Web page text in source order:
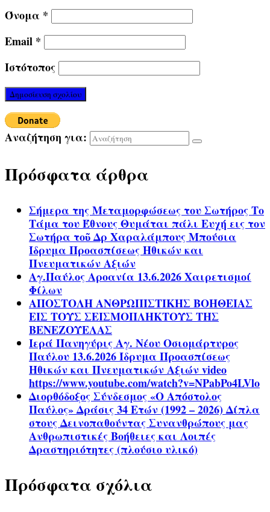
Όνομα *
Email *
Ιστότοπος
Αναζήτηση για:
Πρόσφατα άρθρα
Σήμερα της Μεταμορφώσεως του Σωτήρος Το
Τάμα του Έθνους Θυμάται πάλι Ευχή εις τον
Σωτήρα τοῦ Δρ Χαραλάμπους Μπούσια
Ίδρυμα Προασπίσεως Ηθικών και
Πνευματικών Αξιών
Αγ.Παύλος Αροανία 13.6.2026 Χαιρετισμοί
Φίλων
ΑΠΟΣΤΟΛΗ ΑΝΘΡΩΠΙΣΤΙΚΗΣ ΒΟΗΘΕΙΑΣ
ΕΙΣ ΤΟΥΣ ΣΕΙΣΜΟΠΛΗΚΤΟΥΣ ΤΗΣ
ΒΕΝΕΖΟΥΕΛΑΣ
Ιερά Πανηγύρις Αγ. Νέου Οσιομάρτυρος
Παύλου 13.6.2026 Ίδρυμα Προασπίσεως
Ηθικών και Πνευματικών Αξιών video
https://www.youtube.com/watch?v=NPabPo4LVlo
Διορθόδοξος Σύνδεσμος «Ο Απόστολος
Παύλος» Δράσις 34 Ετών (1992 – 2026) Δίπλα
στους Δεινοπαθούντας Συνανθρώπους μας
Ανθρωπιστικές Βοήθειες και Λοιπές
Δραστηριότητες (πλούσιο υλικό)
Πρόσφατα σχόλια